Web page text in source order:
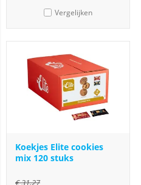
Vergelijken
Koekjes Elite cookies
mix 120 stuks
€31,27